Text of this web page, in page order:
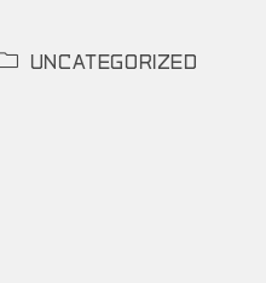
uncategorized